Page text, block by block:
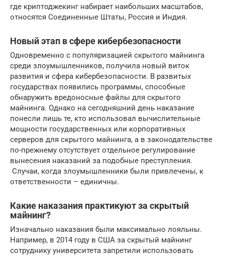
где криптоджекинг набирает наибольших масштабов,
относятся Соединенные Штаты, Россия и Индия.
Новый этап в сфере кибербезопасности
Одновременно с популяризацией скрытого майнинга
среди злоумышленников, получила новый виток
развития и сфера кибербезопасности. В развитых
государствах появились программы, способные
обнаружить вредоносные файлы для скрытого
майнинга. Однако на сегодняшний день наказание
понесли лишь те, кто использовал вычислительные
мощности государственных или корпоративных
серверов для скрытого майнинга, а в законодательстве
по-прежнему отсутствует отдельное регулирование
вынесения наказаний за подобные преступления.
Случаи, когда злоумышленники были привлечены, к
ответственности – единичны.
Какие наказания практикуют за скрытый
майнинг?
Изначально наказания были максимально лояльны.
Например, в 2014 году в США за скрытый майнинг
сотруднику университета запретили использовать